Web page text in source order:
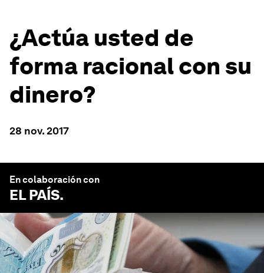
¿Actúa usted de
forma racional con su
dinero?
28 nov. 2017
En colaboración con
EL PAÍS.